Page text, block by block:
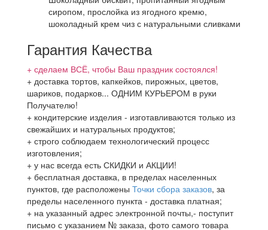
сиропом, прослойка из ягодного кремю,
шоколадный крем чиз с натуральными сливками
Гарантия Качества
+ сделаем ВСЁ, чтобы Ваш праздник состоялся!
+ доставка тортов, капкейков, пирожных, цветов,
шариков, подарков... ОДНИМ КУРЬЕРОМ в руки
Получателю!
+ кондитерские изделия - изготавливаются только из
свежайших и натуральных продуктов;
+ строго соблюдаем технологический процесс
изготовления;
+ у нас всегда есть СКИДКИ и АКЦИИ!
+ бесплатная доставка, в пределах населенных
пунктов, где расположены Точки сбора заказов, за
пределы населенного пункта - доставка платная;
+ на указанный адрес электронной почты,- поступит
письмо с указанием № заказа, фото самого товара